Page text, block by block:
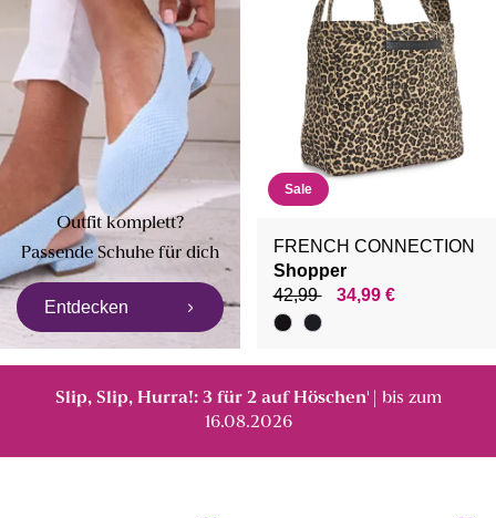
Outfit komplett?
Passende Schuhe für dich
Entdecken
Sale
FRENCH CONNECTION
Shopper
42,99
34,99 €
Slip, Slip, Hurra!: 3 für 2 auf Höschen¹
| bis zum
16.08.2026